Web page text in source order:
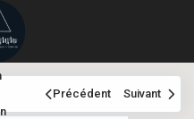
Précédent Suivant